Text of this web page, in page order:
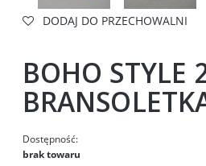
DODAJ DO PRZECHOWALNI
BOHO STYLE
Dostępność:
brak towaru